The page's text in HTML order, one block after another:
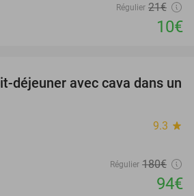
Régulier 21€
10€
48%
déjeuner avec cava dans un
9.3 star
Régulier 180€
94€